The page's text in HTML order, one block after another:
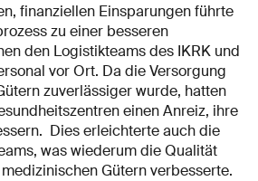
finanziellen Einsparungen führte
zu einer besseren
den Logistikteams des IKRK und
vor Ort. Da die Versorgung
zuverlässiger wurde, hatten
einen Anreiz, ihre
Dies erleichterte auch die
was wiederum die Qualität
Gütern verbesserte.